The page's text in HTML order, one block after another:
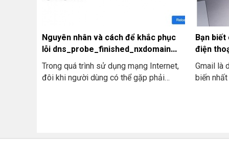
thay
nâng
tối ưu
Nguyên nhân và cách để khắc phục
lỗi dns_probe_finished_nxdomain
hiệu quả
Trong quá trình sử dụng mạng Internet,
đôi khi người dùng có thể gặp phải
đề hệ thống phân giải tên miền (DNS).
Bạn biết
điện
Gmail là
biến
tích hợp
nhau.
điện